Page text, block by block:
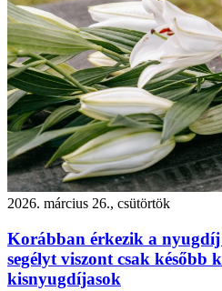
2026. március 26., csütörtök
Korábban érkezik a nyugdíj
segélyt viszont csak később
kisnyugdíjasok